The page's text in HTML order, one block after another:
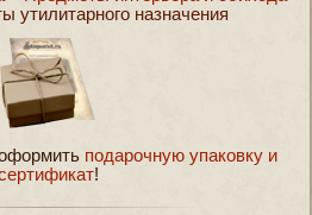
утилитарного назначения
подарочную упаковку и
!